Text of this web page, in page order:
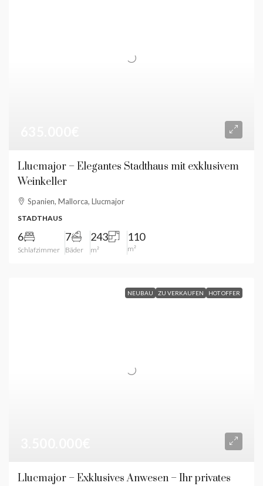
Llucmajor – Elegantes Stadthaus mit exklusivem
Weinkeller
Spanien, Mallorca, Llucmajor
STADTHAUS
6
Schlafzimmer
7
Bäder
243
m²
110
m²
NEUBAU ZU VERKAUFEN HOT OFFER
Llucmajor – Exklusives Anwesen – Ihr privates